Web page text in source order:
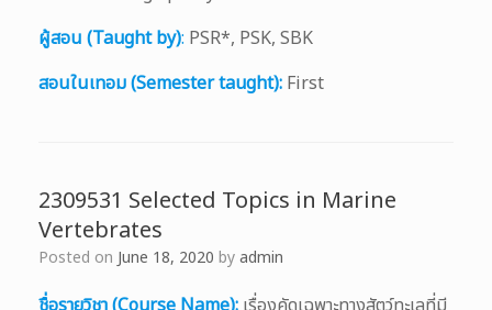
ผู้สอน (Taught by): PSR*, PSK, SBK
สอนในเทอม (Semester taught): First
2309531 Selected Topics in Marine
Vertebrates
Posted on June 18, 2020 byadmin